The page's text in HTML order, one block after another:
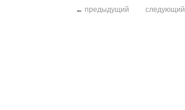
← предыдущий следующий